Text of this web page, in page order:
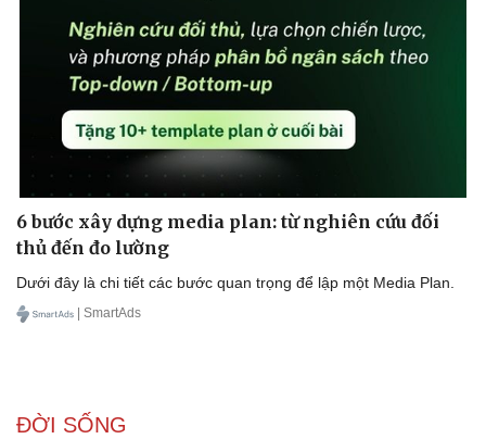
6 bước xây dựng media plan: từ nghiên cứu đối
thủ đến đo lường
Dưới đây là chi tiết các bước quan trọng để lập một Media Plan.
| SmartAds
ĐỜI SỐNG